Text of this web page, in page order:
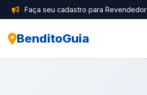
Faça seu cadastro para Revendedor
BenditoGuia